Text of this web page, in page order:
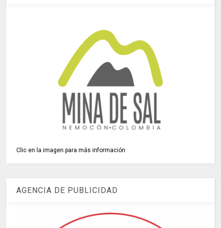
Clic en la imagen para más información
AGENCIA DE PUBLICIDAD